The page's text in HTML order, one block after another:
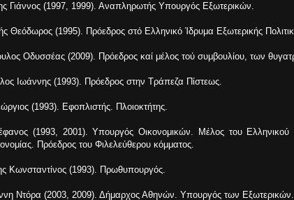
Γιάννος (1997, 1999). Αναπληρωτής Υπουργός Εξωτερικών.
Θεόδωρος (1995). Πρόεδρος στό Ελληνικό Ίδρυμα Εξωτερικής
Οδυσσέας (2009). Πρόεδρος καί μέλος τού συμβουλίου, των
Ιωάννης (1993). Πρόεδρος στην Τράπεζα Πίστεως.
(1993). Εφοπλιστής. Πλοιοκτήτης.
(1993, 2001). Υπουργός Οικονομικών. Μέλος του
Πρόεδρος του Φιλελεύθερου κόμματος.
Κωνσταντίνος (1993). Πρωθυπουργός.
Ντόρα (2003, 2009). Δήμαρχος Αθηνών. Υπουργός των Εξωτερικών.